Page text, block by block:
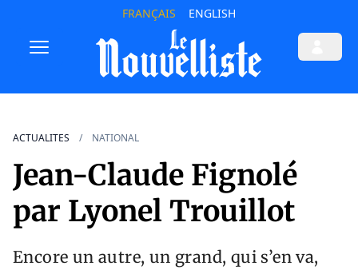
FRANÇAIS ENGLISH
ACTUALITES NATIONAL
Jean-Claude Fignolé
par Lyonel Trouillot
Encore un autre, un grand, qui s’en va,